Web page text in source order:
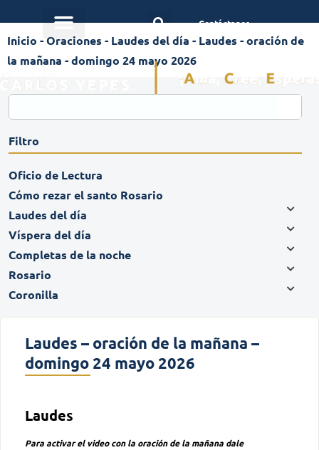
Contáctanos
Inicio -Oraciones - Laudes del día - Laudes - oración de
la mañana - domingo 24 mayo 2026
Filtro
Oficio de Lectura
Cómo rezar el santo Rosario
Laudes del día
Víspera del día
Completas de la noche
Rosario
Coronilla
Laudes – oración de la mañana –
domingo 24 mayo 2026
Laudes
Para activar el video con la oración de la mañana dale